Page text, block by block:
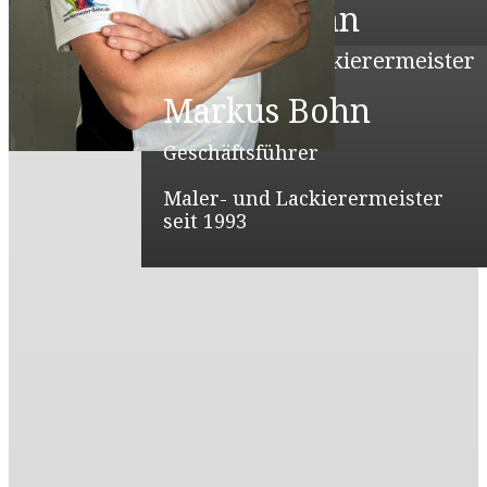
Robin Bohn
Maler- und Lackierermeister
seit 2023
Markus Bohn
Geschäftsführer
Maler- und Lackierermeister
seit 1993